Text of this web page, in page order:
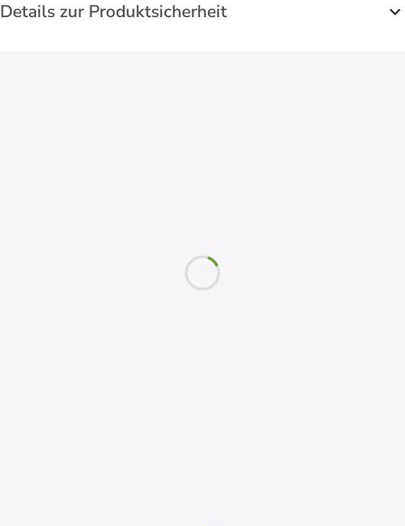
Details zur Produktsicherheit